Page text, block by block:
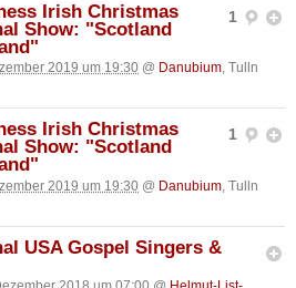
1
Irish Christmas
Show: "Scotland
2019 um 19:30 @ Danubium, Tulln
1
Irish Christmas
Show: "Scotland
2019 um 19:30 @ Danubium , Tulln
USA Gospel Singers &